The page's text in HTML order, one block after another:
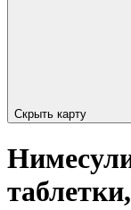
Скрыть карту